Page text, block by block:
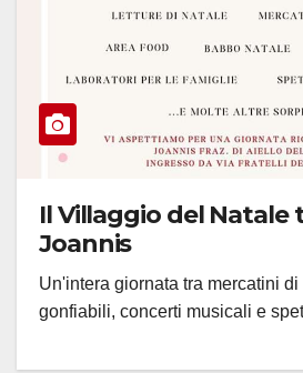
Il Villaggio del Natale
Joannis
Un'intera giornata tra mercatini
gonfiabili, concerti musicali e